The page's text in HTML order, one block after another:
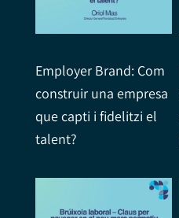
Employer Brand: Com
construir una empresa
que capti i fidelitzi el
talent?